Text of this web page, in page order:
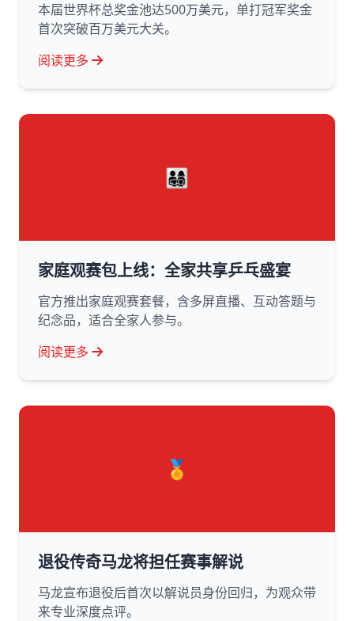
本届世界杯总奖金池达500万美元，单打冠军奖金
首次突破百万美元大关。
阅读更多
👨‍👩‍👧‍👦
家庭观赛包上线：全家共享乒乓盛宴
官方推出家庭观赛套餐，含多屏直播、互动答题与
纪念品，适合全家人参与。
阅读更多
🏅
退役传奇马龙将担任赛事解说
马龙宣布退役后首次以解说员身份回归，为观众带
来专业深度点评。